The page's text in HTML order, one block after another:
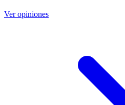
Ver opiniones